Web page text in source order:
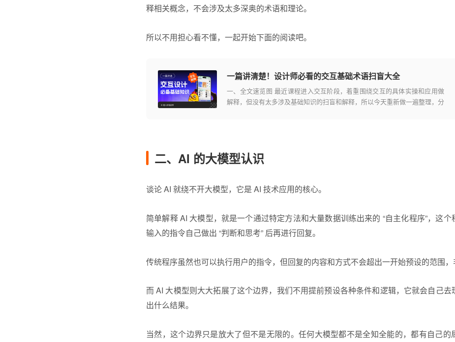
释相关概念，不会涉及太多深奥的术语和理论。
所以不用担心看不懂，一起开始下面的阅读吧。
一篇讲清楚！设计师必看的交互基础术语扫盲大全
一、全文速览图 最近课程进入交互阶段，着重围绕交互的具体实操和应用做
解释，但没有太多涉及基础知识的扫盲和解释，所以今天重新做一遍整理，分
二、AI 的大模型认识
谈论 AI 就绕不开大模型，它是 AI 技术应用的核心。
简单解释 AI 大模型，就是一个通过特定方法和大量数据训练出来的 “自主化程序”，这个
输入的指令自己做出 “判断和思考” 后再进行回复。
传统程序虽然也可以执行用户的指令，但回复的内容和方式不会超出一开始预设的范围，
而 AI 大模型则大大拓展了这个边界，我们不用提前预设各种条件和逻辑，它就会自己去
出什么结果。
当然，这个边界只是放大了但不是无限的。任何大模型都不是全知全能的，都有自己的